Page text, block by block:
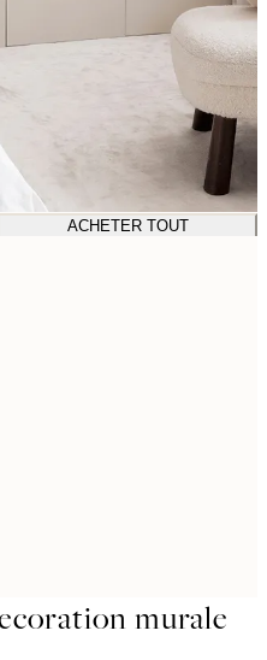
ACHETER TOUT
murale